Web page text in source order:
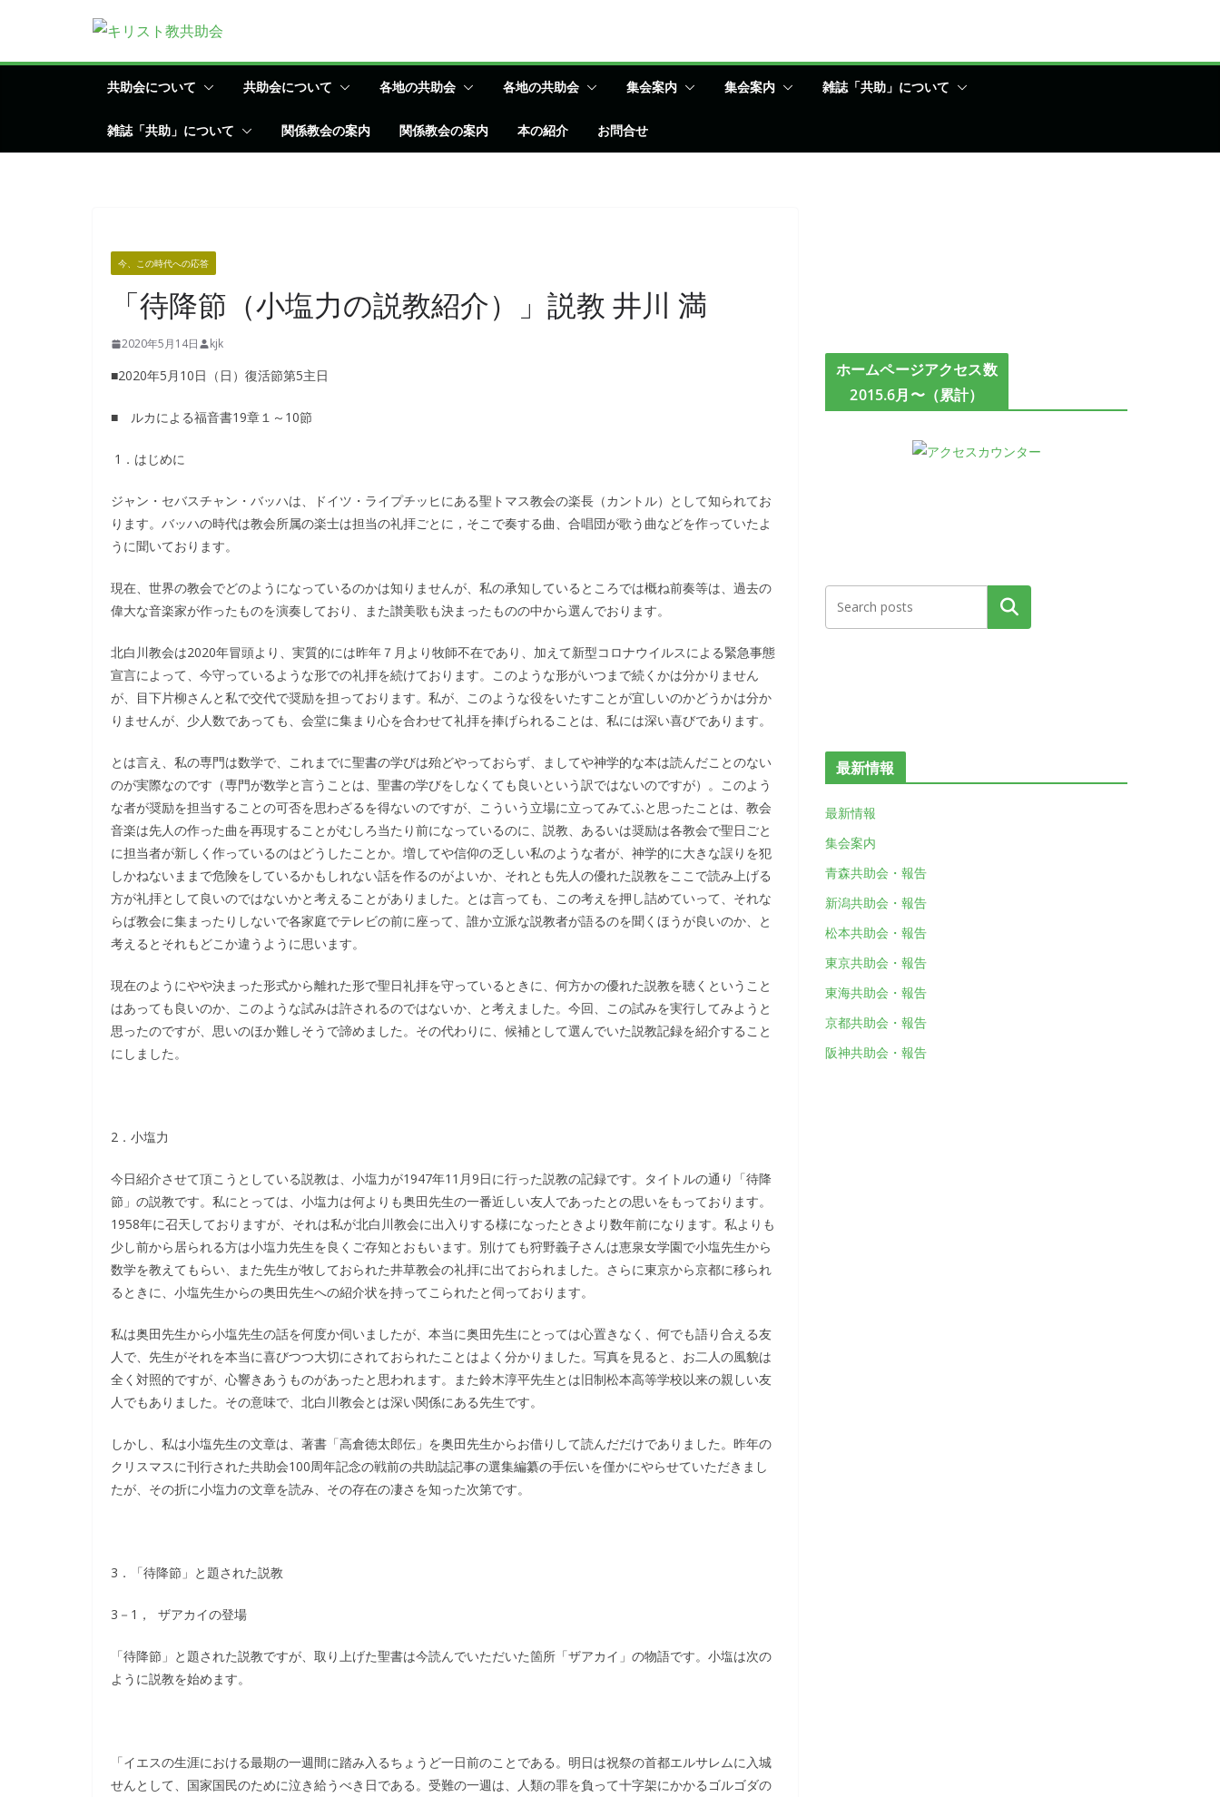
テ
共助会について 共助会について 各地の共助会 各地の共助会 集会案内 集会案内 雑誌「共助」について
雑誌「共助」について 関係教会の案内 関係教会の案内 本の紹介 お問合せ
今、この時代への応答
「待降節（小塩力の説教紹介）」説教 井川 満
2020年5月14日 kjk
■2020年5月10日（日）復活節第5主日
■ ルカによる福音書19章１～10節
1．はじめに
ジャン・セバスチャン・バッハは、ドイツ・ライプチッヒにある聖トマス教会の楽長（カントル）として知られてお
ります。バッハの時代は教会所属の楽士は担当の礼拝ごとに，そこで奏する曲、合唱団が歌う曲などを作っていたよ
うに聞いております。
現在、世界の教会でどのようになっているのかは知りませんが、私の承知しているところでは概ね前奏等は、過去の
偉大な音楽家が作ったものを演奏しており、また讃美歌も決まったものの中から選んでおります。
北白川教会は2020年冒頭より、実質的には昨年７月より牧師不在であり、加えて新型コロナウイルスによる緊急事態
宣言によって、今守っているような形での礼拝を続けております。このような形がいつまで続くかは分かりません
が、目下片柳さんと私で交代で奨励を担っております。私が、このような役をいたすことが宜しいのかどうかは分か
りませんが、少人数であっても、会堂に集まり心を合わせて礼拝を捧げられることは、私には深い喜びであります。
とは言え、私の専門は数学で、これまでに聖書の学びは殆どやっておらず、ましてや神学的な本は読んだことのない
のが実際なのです（専門が数学と言うことは、聖書の学びをしなくても良いという訳ではないのですが）。このよう
な者が奨励を担当することの可否を思わざるを得ないのですが、こういう立場に立ってみてふと思ったことは、教会
音楽は先人の作った曲を再現することがむしろ当たり前になっているのに、説教、あるいは奨励は各教会で聖日ごと
に担当者が新しく作っているのはどうしたことか。増してや信仰の乏しい私のような者が、神学的に大きな誤りを犯
しかねないままで危険をしているかもしれない話を作るのがよいか、それとも先人の優れた説教をここで読み上げる
方が礼拝として良いのではないかと考えることがありました。とは言っても、この考えを押し詰めていって、それな
らば教会に集まったりしないで各家庭でテレビの前に座って、誰か立派な説教者が語るのを聞くほうが良いのか、と
考えるとそれもどこか違うように思います。
現在のようにやや決まった形式から離れた形で聖日礼拝を守っているときに、何方かの優れた説教を聴くということ
はあっても良いのか、このような試みは許されるのではないか、と考えました。今回、この試みを実行してみようと
思ったのですが、思いのほか難しそうで諦めました。その代わりに、候補として選んでいた説教記録を紹介すること
にしました。
2．小塩力
今日紹介させて頂こうとしている説教は、小塩力が1947年11月9日に行った説教の記録です。タイトルの通り「待降
節」の説教です。私にとっては、小塩力は何よりも奥田先生の一番近しい友人であったとの思いをもっております。
1958年に召天しておりますが、それは私が北白川教会に出入りする様になったときより数年前になります。私よりも
少し前から居られる方は小塩力先生を良くご存知とおもいます。別けても狩野義子さんは恵泉女学園で小塩先生から
数学を教えてもらい、また先生が牧しておられた井草教会の礼拝に出ておられました。さらに東京から京都に移られ
るときに、小塩先生からの奥田先生への紹介状を持ってこられたと伺っております。
私は奥田先生から小塩先生の話を何度か伺いましたが、本当に奥田先生にとっては心置きなく、何でも語り合える友
人で、先生がそれを本当に喜びつつ大切にされておられたことはよく分かりました。写真を見ると、お二人の風貌は
全く対照的ですが、心響きあうものがあったと思われます。また鈴木淳平先生とは旧制松本高等学校以来の親しい友
人でもありました。その意味で、北白川教会とは深い関係にある先生です。
しかし、私は小塩先生の文章は、著書「高倉徳太郎伝」を奥田先生からお借りして読んだだけでありました。昨年の
クリスマスに刊行された共助会100周年記念の戦前の共助誌記事の選集編纂の手伝いを僅かにやらせていただきまし
たが、その折に小塩力の文章を読み、その存在の凄さを知った次第です。
3．「待降節」と題された説教
3－1， ザアカイの登場
「待降節」と題された説教ですが、取り上げた聖書は今読んでいただいた箇所「ザアカイ」の物語です。小塩は次の
ように説教を始めます。
「イエスの生涯における最期の一週間に踏み入るちょうど一日前のことである。明日は祝祭の首都エルサレムに入城
せんとして、国家国民のために泣き給うべき日である。受難の一週は、人類の罪を負って十字架にかかるゴルゴダの
ホームページアクセス数
2015.6月〜（累計）
検索
最新情報
最新情報
集会案内
青森共助会・報告
新潟共助会・報告
松本共助会・報告
東京共助会・報告
東海共助会・報告
京都共助会・報告
阪神共助会・報告